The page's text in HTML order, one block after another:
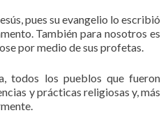
pues su evangelio lo escribió
También para nosotros es
por medio de sus profetas.
todos los pueblos que fueron
y prácticas religiosas y, más